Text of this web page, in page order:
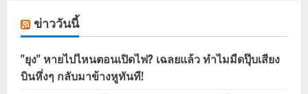
ข่าววันนี้
"ยุง" หายไปไหนตอนเปิดไฟ? เฉลยแล้ว ทำไมมืดปุ๊บเสียง
บินหึ่งๆ กลับมาข้างหูทันที!